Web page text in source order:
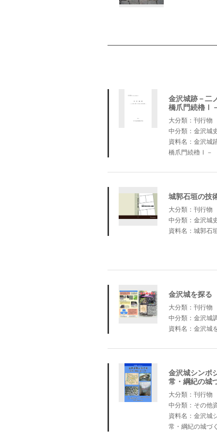
金沢城跡－二
橋爪門続櫓Ⅰ
大分類：刊行物
中分類：金沢城
資料名：金沢城
橋爪門続櫓Ⅰ－
城郭石垣の技
大分類：刊行物
中分類：金沢城
資料名：城郭石
金沢城を探る
大分類：刊行物
中分類：金沢城
資料名：金沢城
金沢城シンポ
常・綱紀の城
大分類：刊行物
中分類：その他
資料名：金沢城
常・綱紀の城づ